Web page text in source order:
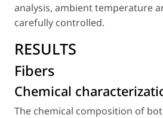
analysis, ambient temperature
carefully controlled.
RESULTS
Fibers
Chemical
The chemical composition of